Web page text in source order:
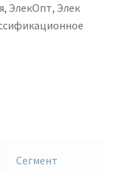
ЭлекОпт, Элек
Сегмент